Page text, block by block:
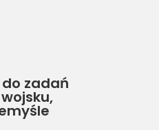
zadań